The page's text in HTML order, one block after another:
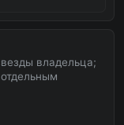
владельца;